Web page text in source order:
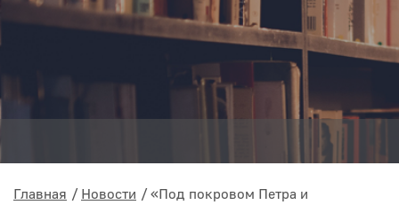
Главная Новости
«Под покровом Петра и